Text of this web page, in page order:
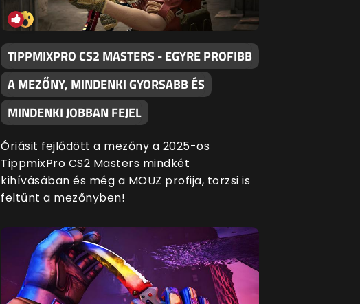
TIPPMIXPRO CS2 MASTERS - EGYRE PROFIBB
A MEZŐNY, MINDENKI GYORSABB ÉS
MINDENKI JOBBAN FEJEL
Óriásit fejlődött a mezőny a 2025-ös
TippmixPro CS2 Masters mindkét
kihívásában és még a MOUZ profija, torzsi is
feltűnt a mezőnyben!